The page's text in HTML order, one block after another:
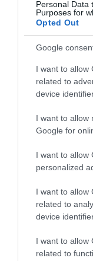
Personal Data
Purposes for
Opted Out
Google
I want to allow
related to
device
I want to allow
Google for
I want to allow
personalized
I want to allow
related to
device
I want to allow
related to